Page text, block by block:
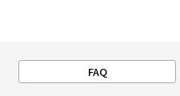
FAQ